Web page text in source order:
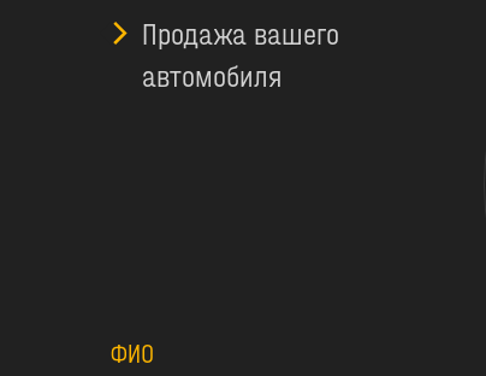
Продажа вашего
автомобиля
ФИО